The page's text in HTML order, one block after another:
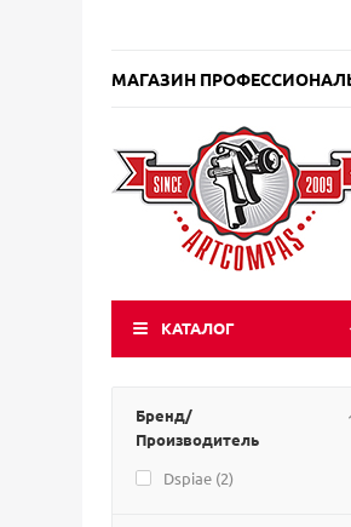
МАГАЗИН
КАТАЛОГ
Бренд/
Производитель
Dspiae (2)